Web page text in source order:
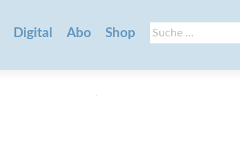
Suche
nach:
Digital Abo Shop